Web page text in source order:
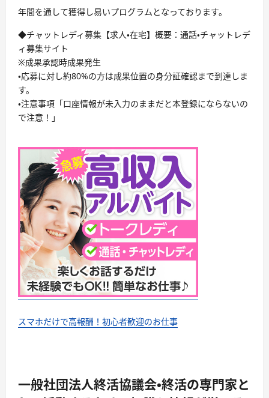
年間を通して獲得し易いプログラムとなっております。
◆チャットレディ募集【求人・在宅】概要：通話・チャットレデ
ィ募集サイト
※成果承認時成果発生
・応募に対し約80%の方は成果位置の身分証確認まで到達しま
す。
・注意事項「口座情報が未入力のままだと本登録にならないの
で注意！」
スマホだけで高報酬！初心者歓迎のお仕事
一般社団法人終活協議会・終活の専門家と